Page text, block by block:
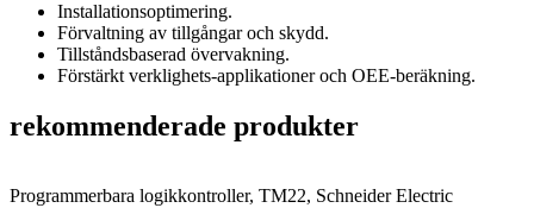
Installationsoptimering.
Förvaltning av tillgångar och skydd.
Tillståndsbaserad övervakning.
Förstärkt verklighets-applikationer och OEE-beräkning.
rekommenderade produkter
Programmerbara logikkontroller, TM22, Schneider Electric